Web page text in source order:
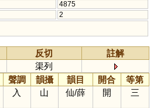
4875
2
反切
註解
渠列
聲調 韻攝 韻目 開合
等第
入 山 仙/薛 開 三